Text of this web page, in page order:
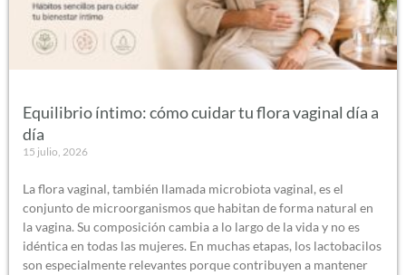
Equilibrio íntimo: cómo cuidar tu flora vaginal día a
día
15 julio, 2026
La flora vaginal, también llamada microbiota vaginal, es el
conjunto de microorganismos que habitan de forma natural en
la vagina. Su composición cambia a lo largo de la vida y no es
idéntica en todas las mujeres. En muchas etapas, los lactobacilos
son especialmente relevantes porque contribuyen a mantener